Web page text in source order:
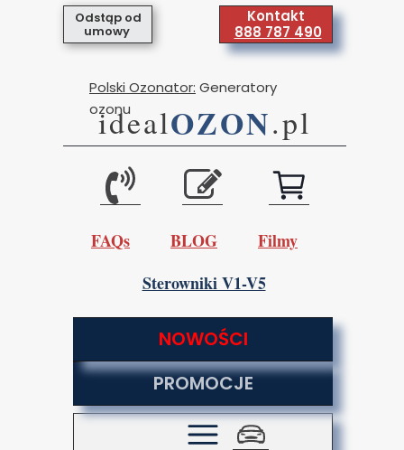
Odstąp od
umowy
NOWOŚCI
PROMOCJE
Kontakt
888 787 490
FAQs BLOG Filmy
idealOZON.pl
Polski Ozonator: Generatory
ozonu
Sterowniki V1-V5